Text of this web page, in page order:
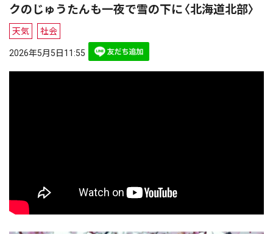
クのじゅうたんも一夜で雪の下に〈北海道北部〉
天気 社会
2026年5月5日11:55